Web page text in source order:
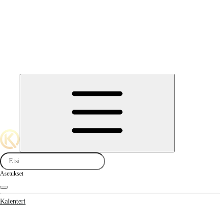
Asetukset
Kalenteri